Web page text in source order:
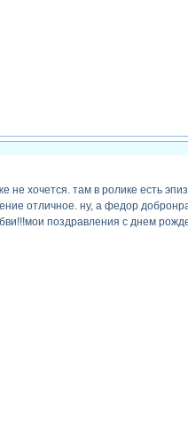
хочется. там в ролике есть
отличное. ну, а федор
поздравления с днем